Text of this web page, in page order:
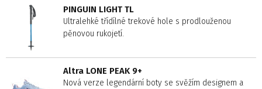
PINGUIN LIGHT TL
Ultralehké třídílné trekové hole s prodlouženou
pěnovou rukojetí.
Altra LONE PEAK 9+
Nová verze legendární boty se svěžím designem a